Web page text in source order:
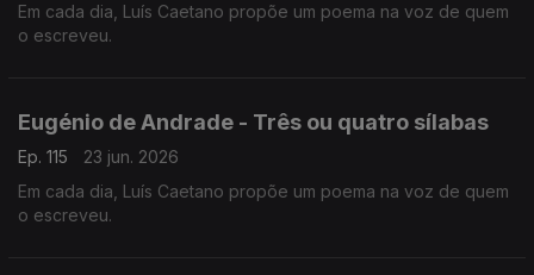
Em cada dia, Luís Caetano propõe um poema na voz de quem
o escreveu.
Eugénio de Andrade - Três ou quatro sílabas
Ep. 115
23 jun. 2026
Em cada dia, Luís Caetano propõe um poema na voz de quem
o escreveu.